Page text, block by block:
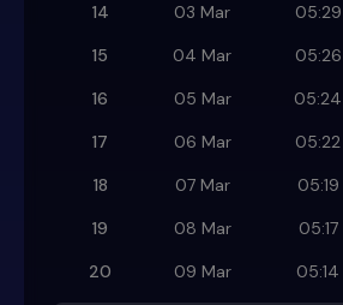
14
03 Mar 05:29
15
04 Mar 05:26
16
05 Mar 05:24
17
06 Mar 05:22
18
07 Mar 05:19
19
08 Mar 05:17
20
09 Mar 05:14